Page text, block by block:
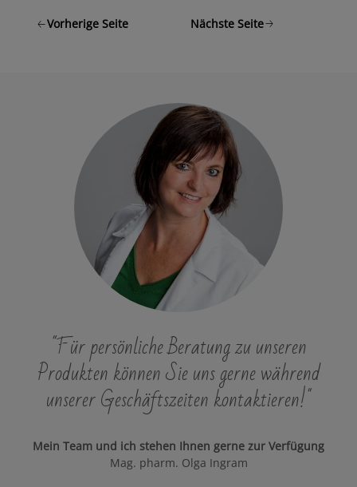
Vorherige Seite Nächste Seite
"Für persönliche Beratung zu unseren
Produkten können Sie uns gerne während
unserer Geschäftszeiten kontaktieren!"
Mein Team und ich stehen Ihnen gerne zur Verfügung
Mag. pharm. Olga Ingram